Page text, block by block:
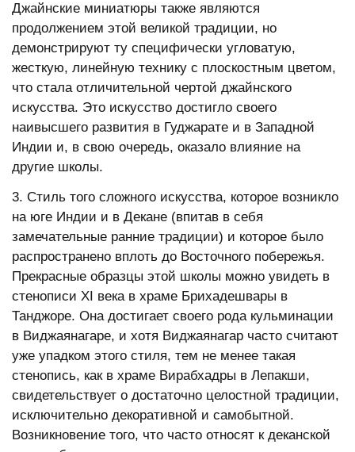
Джайнские миниатюры также являются
продолжением этой великой традиции, но
демонстрируют ту специфически угловатую,
жесткую, линейную технику с плоскостным цветом,
что стала отличительной чертой джайнского
искусства. Это искусство достигло своего
наивысшего развития в Гуджарате и в Западной
Индии и, в свою очередь, оказало влияние на
другие школы.
3. Стиль того сложного искусства, которое возникло
на юге Индии и в Декане (впитав в себя
замечательные ранние традиции) и которое было
распространено вплоть до Восточного побережья.
Прекрасные образцы этой школы можно увидеть в
стенописи ХI века в храме Брихадешвары в
Танджоре. Она достигает своего рода кульминации
в Виджаянагаре, и хотя Виджаянагар часто считают
уже упадком этого стиля, тем не менее такая
стенопись, как в храме Вирабхадры в Лепакши,
свидетельствует о достаточно целостной традиции,
исключительно декоративной и самобытной.
Возникновение того, что часто относят к деканской